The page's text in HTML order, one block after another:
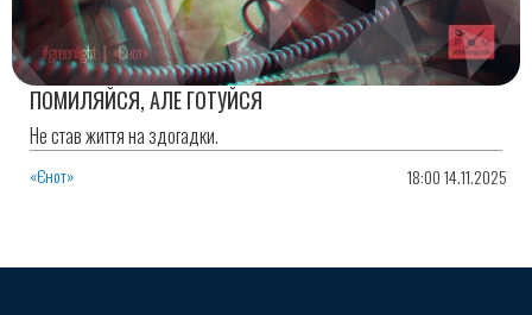
ПОМИЛЯЙСЯ, АЛЕ ГОТУЙСЯ
Не став життя на здогадки.
«Єнот» 18:00 14.11.2025